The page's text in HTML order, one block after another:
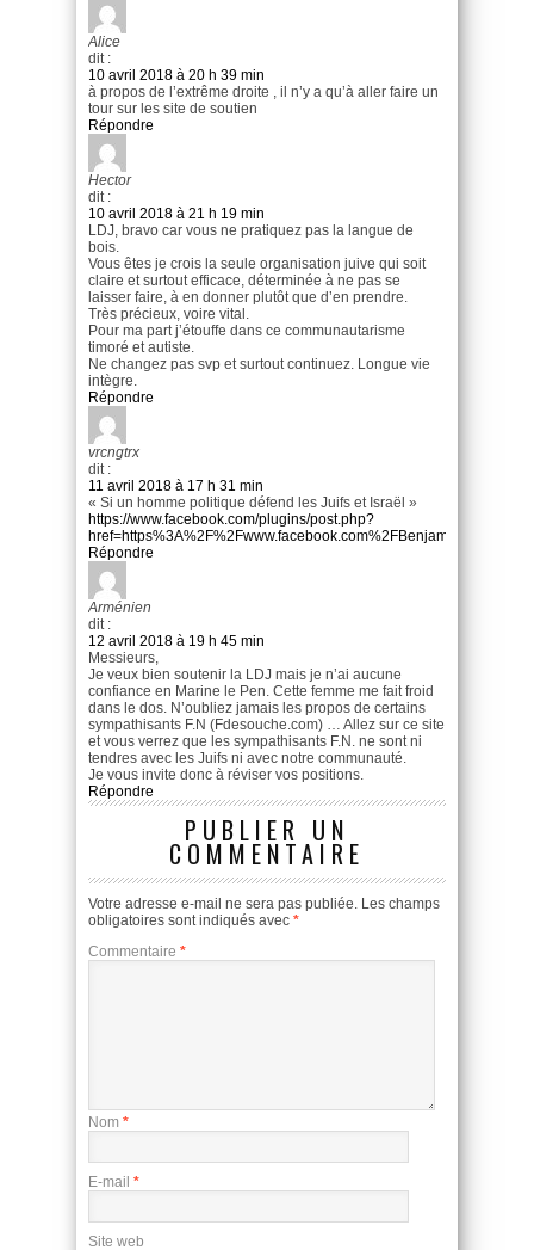
Alice
dit :
10 avril 2018 à 20 h 39 min
à propos de l’extrême droite , il n’y a qu’à aller faire un
tour sur les site de soutien
Répondre
Hector
dit :
10 avril 2018 à 21 h 19 min
LDJ, bravo car vous ne pratiquez pas la langue de
bois.
Vous êtes je crois la seule organisation juive qui soit
claire et surtout efficace, déterminée à ne pas se
laisser faire, à en donner plutôt que d’en prendre.
Très précieux, voire vital.
Pour ma part j’étouffe dans ce communautarisme
timoré et autiste.
Ne changez pas svp et surtout continuez. Longue vie
intègre.
Répondre
vrcngtrx
dit :
11 avril 2018 à 17 h 31 min
« Si un homme politique défend les Juifs et Israël »
https://www.facebook.com/plugins/post.php?
Répondre
Arménien
dit :
12 avril 2018 à 19 h 45 min
Messieurs,
Je veux bien soutenir la LDJ mais je n’ai aucune
confiance en Marine le Pen. Cette femme me fait froid
dans le dos. N’oubliez jamais les propos de certains
sympathisants F.N (Fdesouche.com) … Allez sur ce site
et vous verrez que les sympathisants F.N. ne sont ni
tendres avec les Juifs ni avec notre communauté.
Je vous invite donc à réviser vos positions.
Répondre
PUBLIER UN
COMMENTAIRE
Votre adresse e-mail ne sera pas publiée. Les champs
obligatoires sont indiqués avec *
Commentaire *
Nom *
E-mail *
Site web